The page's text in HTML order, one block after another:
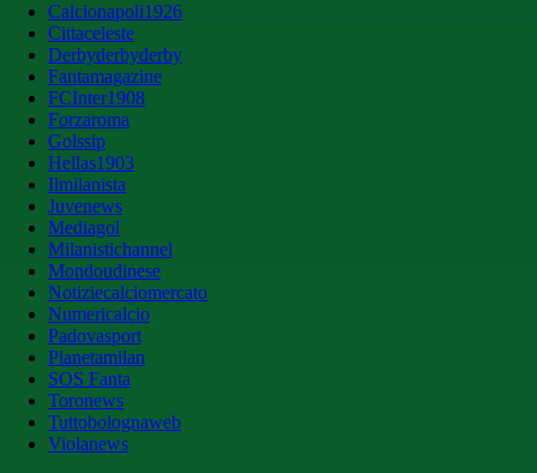
Calcionapoli1926
Cittaceleste
Derbyderbyderby
Fantamagazine
FCInter1908
Forzaroma
Golssip
Hellas1903
Ilmilanista
Juvenews
Mediagol
Milanistichannel
Mondoudinese
Notiziecalciomercato
Numericalcio
Padovasport
Pianetamilan
SOS Fanta
Toronews
Tuttobolognaweb
Violanews